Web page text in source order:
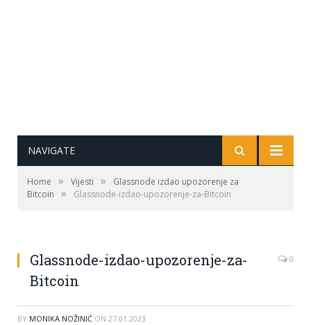
NAVIGATE
Home » Vijesti »
Glassnode izdao upozorenje za
Bitcoin
» Glassnode-izdao-upozorenje-za-Bitcoin
Glassnode-izdao-upozorenje-za-
Bitcoin
0
BY MONIKA NOŽINIĆ ON 27.01.2023